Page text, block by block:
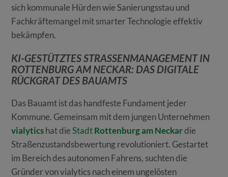
sich kommunale Hürden wie Sanierungsstau und
Fachkräftemangel mit smarter Technologie effektiv
bekämpfen.
KI-GESTÜTZTES STRASSENMANAGEMENT IN R
OTTENBURG AM NECKAR: DAS DIGITALE R
ÜCKGRAT DES BAUAMTS
Das Bauamt ist das handfeste Fundament jeder
Kommune. Gemeinsam mit dem jungen Unternehmen
vialyticshat dieStadtRottenburg am Neckardie
Straßenzustandsbewertung revolutioniert. Gestartet
im Bereich des autonomen Fahrens, suchten die
Gründer von vialytics nach einem ungelösten